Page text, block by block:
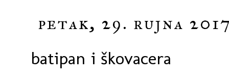
petak, 29. rujna
batipan i škovacera